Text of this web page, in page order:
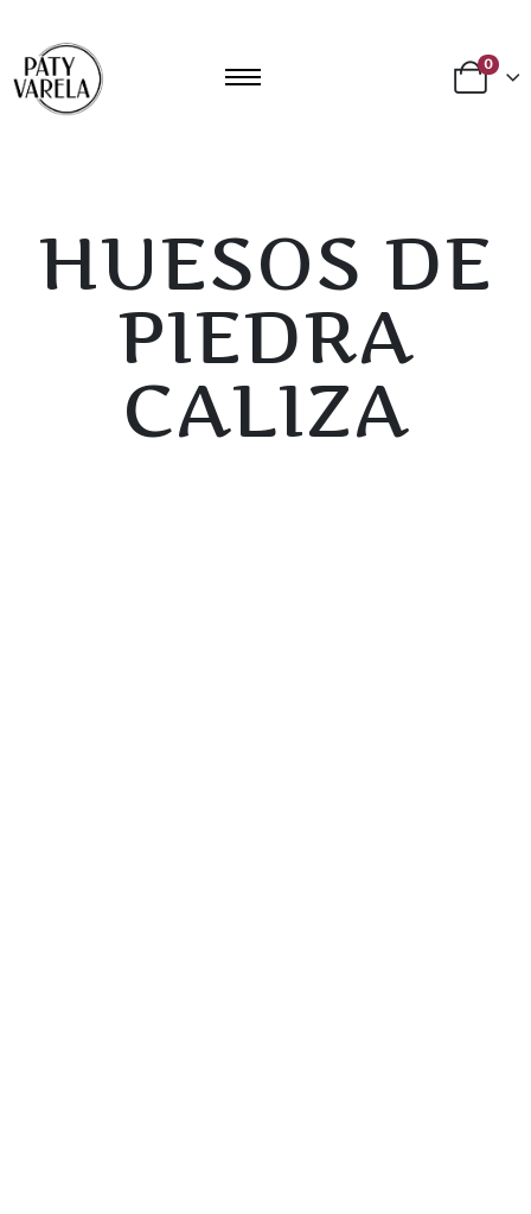
0
HUESOS DE
PIEDRA
CALIZA